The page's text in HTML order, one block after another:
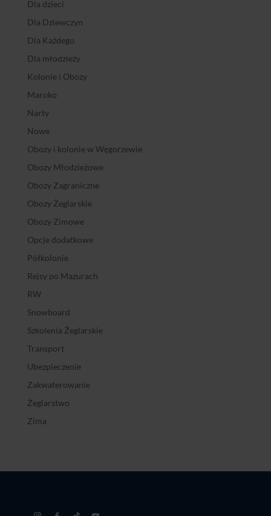
Dla dzieci
Dla Dziewczyn
Dla Każdego
Dla młodzieży
Kolonie i Obozy
Maroko
Narty
Nowe
Obozy i kolonie w Węgorzewie
Obozy Młodzieżowe
Obozy Zagraniczne
Obozy Żeglarskie
Obozy Zimowe
Opcje dodatkowe
Półkolonie
Rejsy po Mazurach
RW
Snowboard
Szkolenia Żeglarskie
Transport
Ubezpieczenie
Zakwaterowanie
Żeglarstwo
Zima